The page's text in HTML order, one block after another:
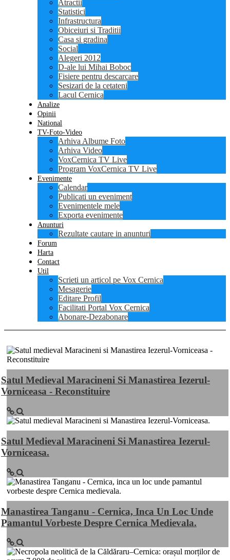
Atractii
Statistici
Infrastructura
Obiceiuri si Traditii
Casa si gradina
Social
Alegeri 2012
D-ale lui Mihai Boboc
Fisiere pentru descarcare
Sesizari de la cetateni
Lacul Cernica
Analize
Opinii
National
TV-Foto-Video
Arhiva Albume Foto
Arhiva Video
VoxCernica TV Live
Program VoxCernica TV Live
Evenimente
Calendar
Publicati un eveniment
Evenimentele mele
Exporta evenimente
Anunturi
Rezultate cautare in anunturi
Forum
Harta
Contact
Util
Scrieti un articol pe Vox Cernica
Mesagerie
Editare Profil
Facilitati Portal Vox Cernica
Abonare-Dezabonare
Satul Medieval Maracineni Si Manastirea Iezerul-
Vorniceasa - Reconstituire
Satul Medieval Maracineni Si Manastirea Iezerul-
Vorniceasa.
Manastirea Tanganu - Cernica, Inca Un Loc Unde
Pamantul Vorbeste Despre Cernica Medievala.